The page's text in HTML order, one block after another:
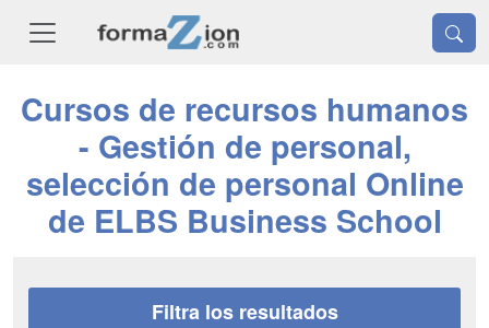
Cursos de recursos humanos
- Gestión de personal,
selección de personal Online
de ELBS Business School
Filtra los resultados